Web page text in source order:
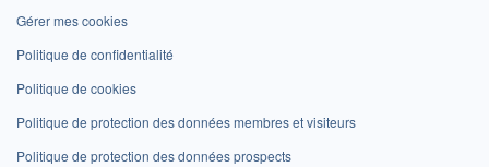
Gérer mes cookies
Politique de confidentialité
Politique de cookies
Politique de protection des données membres et visiteurs
Politique de protection des données prospects